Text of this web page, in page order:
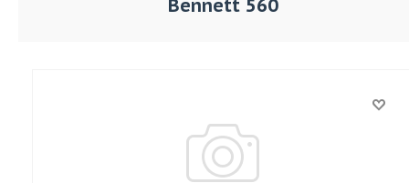
Bennett 560